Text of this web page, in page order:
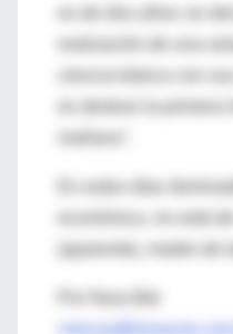
es de dos años; es
ciencia básica con
es destruir la primera
económica, no está
(aparente), madre de